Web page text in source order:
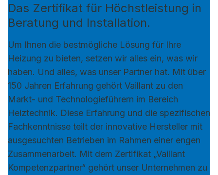
Das Zertifikat für Höchstleistung in
Beratung und Installation.
Um Ihnen die bestmögliche Lösung für Ihre
Heizung zu bieten, setzen wir alles ein, was wir
haben. Und alles, was unser Partner hat. Mit über
150 Jahren Erfahrung gehört Vaillant zu den
Markt- und Technologieführern im Bereich
Heiztechnik. Diese Erfahrung und die spezifischen
Fachkenntnisse teilt der innovative Hersteller mit
ausgesuchten Betrieben im Rahmen einer engen
Zusammenarbeit. Mit dem Zertifikat „Vaillant
Kompetenzpartner“ gehört unser Unternehmen zu